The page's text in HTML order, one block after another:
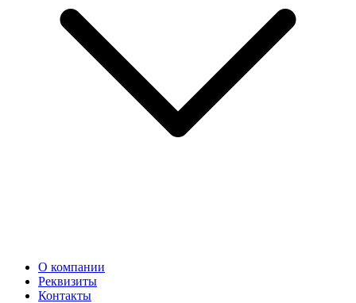
О компании
Реквизиты
Контакты